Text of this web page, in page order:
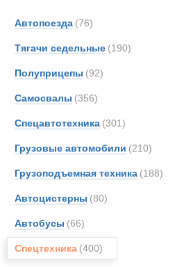
Автопоезда (76)
Тягачи седельные (190)
Полуприцепы (92)
Самосвалы (356)
Спецавтотехника (301)
Грузовые автомобили (210)
Грузоподъемная техника (188)
Автоцистерны (80)
Автобусы (66)
Спецтехника (400)